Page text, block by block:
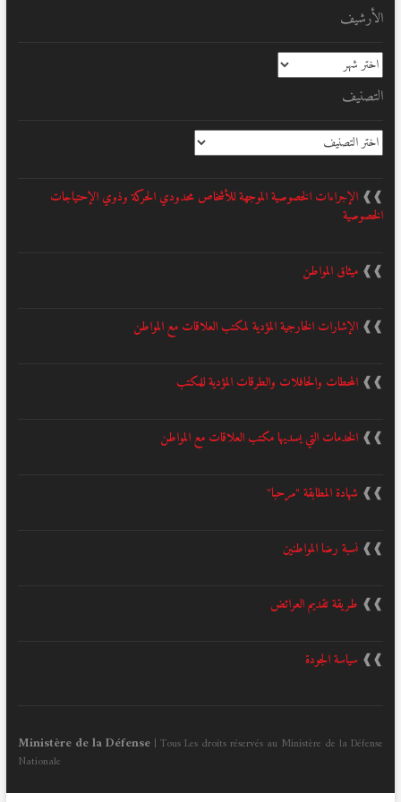
الأرشيف
الأرشيف
التصنيف
التصنيف
❱❱ الإجراءات الخصوصية الموجهة للأشخاص محدودي الحركة وذوي الإحتياجات
الخصوصية
❱❱ ميثاق المواطن
❱❱ الإشارات الخارجية المؤدية لمكتب العلاقات مع المواطن
❱❱ المحطات والحافلات والطرقات المؤدية للمكتب
❱❱ الخدمات التي يسديها مكتب العلاقات مع المواطن
❱❱ شهادة المطابقة "مرحبا"
❱❱ نسبة رضا المواطنين
❱❱ طريقة تقديم العرائض
❱❱ سياسة الجودة
Ministère de la Défense| Tous Les droits réservés au Ministère de la Défense
Nationale